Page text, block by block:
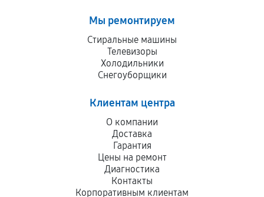
Мы ремонтируем
Стиральные машины
Телевизоры
Холодильники
Снегоуборщики
Клиентам центра
О компании
Доставка
Гарантия
Цены на ремонт
Диагностика
Контакты
Корпоративным клиентам